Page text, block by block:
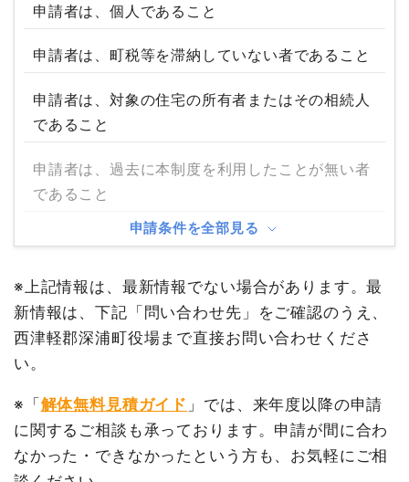
申請者は、個人であること
申請者は、町税等を滞納していない者であること
申請者は、対象の住宅の所有者またはその相続人
であること
申請者は、過去に本制度を利用したことが無い者
であること
申請条件を全部見る
※上記情報は、最新情報でない場合があります。最
新情報は、下記「問い合わせ先」をご確認のうえ、
西津軽郡深浦町役場まで直接お問い合わせくださ
い。
※「 解体無料見積ガイド 」では、来年度以降の申請
に関するご相談も承っております。申請が間に合わ
なかった・できなかったという方も、お気軽にご相